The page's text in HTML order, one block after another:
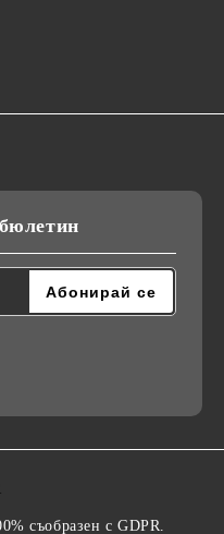
съобразен с GDPR.